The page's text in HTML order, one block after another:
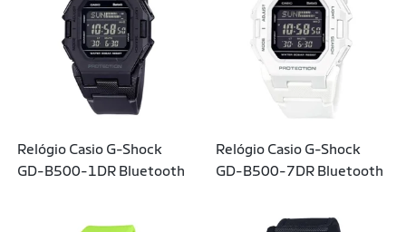
Relógio Casio G-Shock
GD-B500-1DR Bluetooth
Relógio Casio G-Shock
GD-B500-7DR Bluetooth